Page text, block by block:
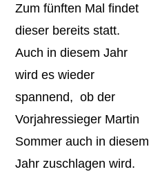
Zum fünften Mal findet
dieser bereits statt.
Auch in diesem Jahr
wird es wieder
spannend, ob der
Vorjahressieger Martin
Sommer auch in diesem
Jahr zuschlagen wird.